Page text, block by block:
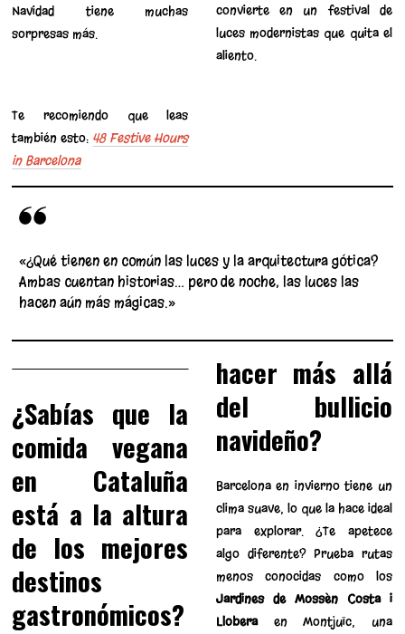
Navidad tiene muchas
sorpresas más.
Te recomiendo que leas
también esto: 48 Festive Hours
in Barcelona
convierte en un festival de
luces modernistas que quita el
aliento.
«¿Qué tienen en común las luces y la arquitectura gótica?
Ambas cuentan historias… pero de noche, las luces las
hacen aún más mágicas.»
¿Sabías que la
comida vegana
en Cataluña
está a la altura
de los mejores
destinos
gastronómicos?
hacer más allá
del bullicio
navideño?
Barcelona en invierno tiene un
clima suave, lo que la hace ideal
para explorar. ¿Te apetece
algo diferente? Prueba rutas
menos conocidas como los
Jardines de Mossèn Costa i
Lloberaen Montjuïc, una